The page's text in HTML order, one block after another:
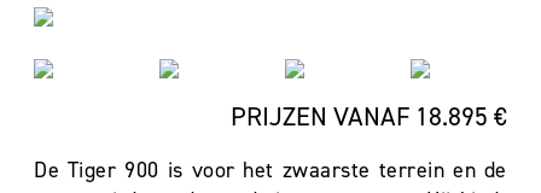
PRIJZEN VANAF 18.895 €
De Tiger 900 is voor het zwaarste terrein en de